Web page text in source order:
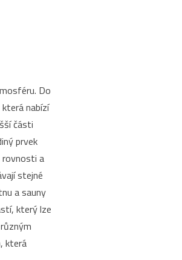
Do
nabízí
části
prvek
a
stejné
a sauny
který lze
která